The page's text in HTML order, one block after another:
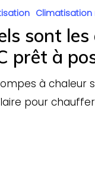
Climatisation
sont
prêt à
à chaleur
pour